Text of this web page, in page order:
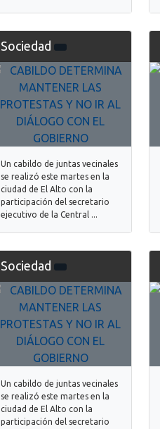
Sociedad
Un cabildo de juntas vecinales
se realizó este martes en la
ciudad de El Alto con la
participación del secretario
ejecutivo de la Central ...
Sociedad
Un cabildo de juntas vecinales
se realizó este martes en la
ciudad de El Alto con la
participación del secretario